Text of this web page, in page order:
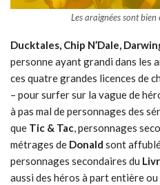
Les araignées sont
Ducktales, Chip N’Dale,
personne ayant grandi dans les
ces quatre grandes licences de
– pour surfer sur la vague de
à pas mal de personnages des
que Tic & Tac, personnages
métrages de Donald sont
personnages secondaires du
aussi des héros à part entière ou